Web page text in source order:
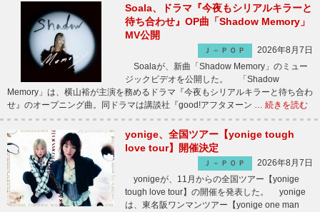
Soala、ドラマ『今夜もシリアルキラーと
待ち合わせ』OP曲「Shadow Memory」
MV公開
Ｊ－ＰＯＰ
2026年8月7日
Soalaが、新曲「Shadow Memory」のミュー
ジックビデオを公開した。 「Shadow
Memory」は、横山裕が主演を務めるドラマ『今夜もシリアルキラーと待ち合わ
せ』のオープニング曲。同ドラマは講談社『good!アフタヌーン … 続きを読む
yonige、全国ツアー【yonige tough
love tour】開催決定
Ｊ－ＰＯＰ
2026年8月7日
yonigeが、11月からの全国ツアー【yonige
tough love tour】の開催を発表した。 yonige
は、東名阪ワンマンツアー【yonige one man